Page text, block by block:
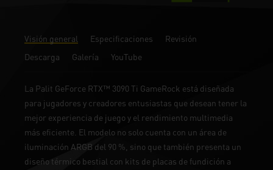
Visión general Especificaciones
Revisión
Descarga
Galería YouTube
La Palit GeForce RTX™ 3090 Ti GameRock está diseñada
para jugadores y creadores entusiastas que desean tener la
mejor experiencia de juego y el rendimiento multimedia
más eficiente. El modelo no solo cuenta con un área de
iluminación ARGB del 90 %, sino que también presenta un
diseño térmico bestial con kits de placas de fundición a